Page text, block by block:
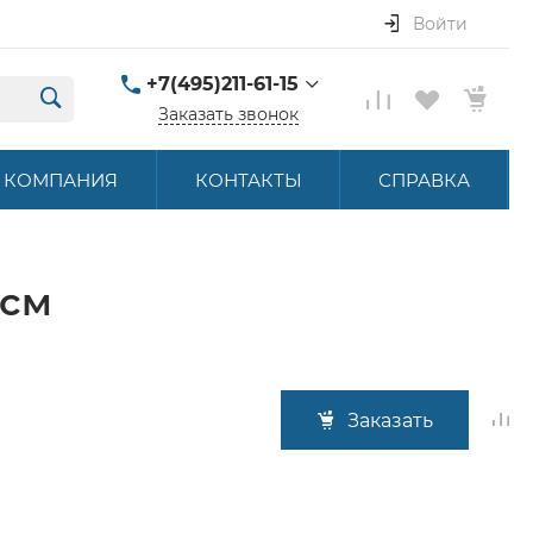
Войти
+7(495)211-61-15
+7(495)211-61-15
г. Москва, ул.
Заказать звонок
КОМПАНИЯ КОНТАКТЫ СПРАВКА
Заказать